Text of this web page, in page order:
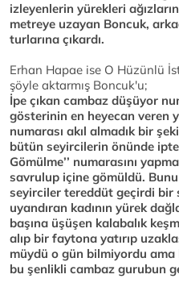
izleyenlerin yürekleri
metreye uzayan Boncuk,
turlarına çıkardı.
Erhan Hapae ise O Hüzünlü
şöyle aktarmış Boncuk'u;
İpe çıkan cambaz düşüyor
gösterinin en heyecan veren
numarası akıl almadık bir
bütün seyircilerin önünde
Gömülme’’ numarasını
savrulup içine gömüldü.
seyirciler tereddüt geçirdi bir
uyandıran kadının yürek
başına üşüşen kalabalık
alıp bir faytona yatırıp
müydü o gün bilmiyordu
bu şenlikli cambaz gurubun